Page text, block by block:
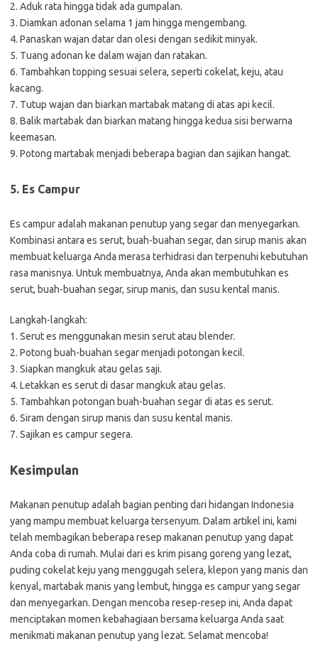
2. Aduk rata hingga tidak ada gumpalan.
3. Diamkan adonan selama 1 jam hingga mengembang.
4. Panaskan wajan datar dan olesi dengan sedikit minyak.
5. Tuang adonan ke dalam wajan dan ratakan.
6. Tambahkan topping sesuai selera, seperti cokelat, keju, atau
kacang.
7. Tutup wajan dan biarkan martabak matang di atas api kecil.
8. Balik martabak dan biarkan matang hingga kedua sisi berwarna
keemasan.
9. Potong martabak menjadi beberapa bagian dan sajikan hangat.
5. Es Campur
Es campur adalah makanan penutup yang segar dan menyegarkan.
Kombinasi antara es serut, buah-buahan segar, dan sirup manis akan
membuat keluarga Anda merasa terhidrasi dan terpenuhi kebutuhan
rasa manisnya. Untuk membuatnya, Anda akan membutuhkan es
serut, buah-buahan segar, sirup manis, dan susu kental manis.
Langkah-langkah:
1. Serut es menggunakan mesin serut atau blender.
2. Potong buah-buahan segar menjadi potongan kecil.
3. Siapkan mangkuk atau gelas saji.
4. Letakkan es serut di dasar mangkuk atau gelas.
5. Tambahkan potongan buah-buahan segar di atas es serut.
6. Siram dengan sirup manis dan susu kental manis.
7. Sajikan es campur segera.
Kesimpulan
Makanan penutup adalah bagian penting dari hidangan Indonesia
yang mampu membuat keluarga tersenyum. Dalam artikel ini, kami
telah membagikan beberapa resep makanan penutup yang dapat
Anda coba di rumah. Mulai dari es krim pisang goreng yang lezat,
puding cokelat keju yang menggugah selera, klepon yang manis dan
kenyal, martabak manis yang lembut, hingga es campur yang segar
dan menyegarkan. Dengan mencoba resep-resep ini, Anda dapat
menciptakan momen kebahagiaan bersama keluarga Anda saat
menikmati makanan penutup yang lezat. Selamat mencoba!